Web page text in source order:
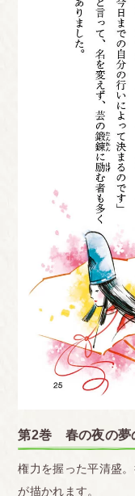
第2巻 春の夜の夢
権力を握った平清盛
が描かれます。